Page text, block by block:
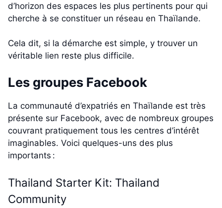
d’horizon des espaces les plus pertinents pour qui
cherche à se constituer un réseau en Thaïlande.
Cela dit, si la démarche est simple, y trouver un
véritable lien reste plus difficile.
Les groupes Facebook
La communauté d’expatriés en Thaïlande est très
présente sur Facebook, avec de nombreux groupes
couvrant pratiquement tous les centres d’intérêt
imaginables. Voici quelques-uns des plus
importants :
Thailand Starter Kit: Thailand
Community